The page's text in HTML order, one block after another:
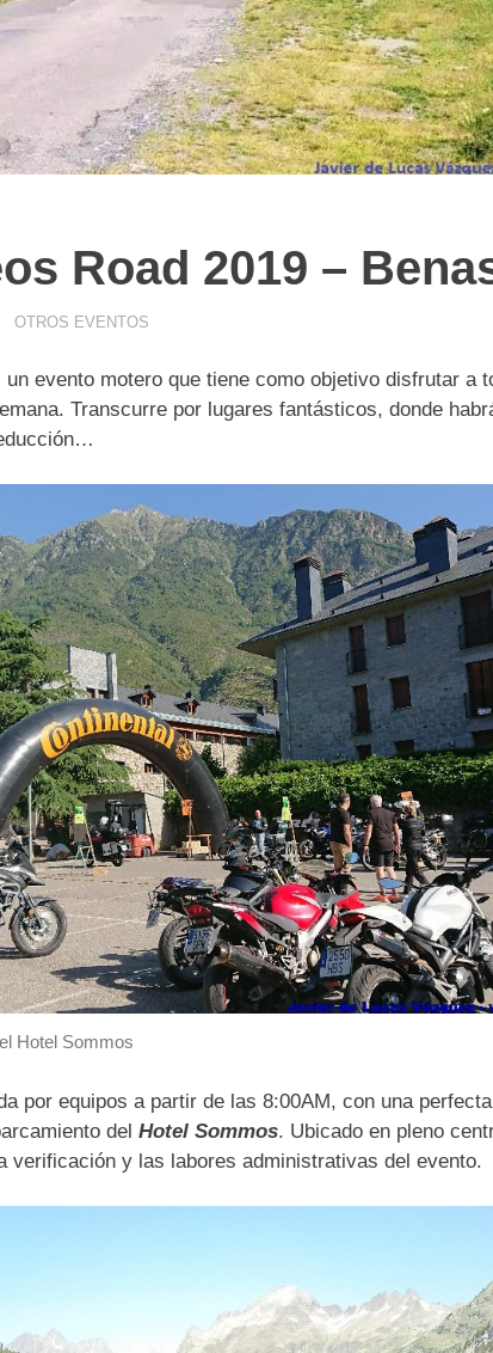
Road 2019 –
OTROS EVENTOS
evento motero que tiene como objetivo disfrutar a
Transcurre por lugares fantásticos, donde
Hotel Sommos
por equipos a partir de las 8:00AM, con una
del Hotel Sommos. Ubicado en pleno
verificación y las labores administrativas del evento.